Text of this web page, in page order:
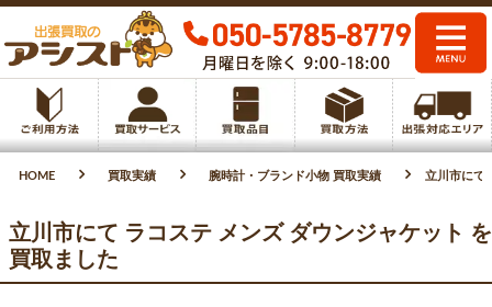
HOME 買取実績 腕時計・ブランド小物 買取実績 立川市にて
立川市にて ラコステ メンズ ダウンジャケット を
買取ました